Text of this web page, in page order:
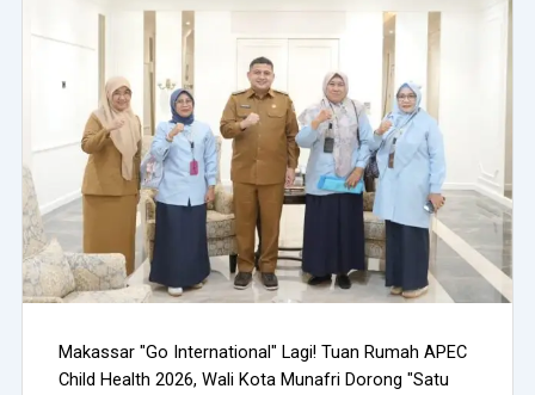
Makassar "Go International" Lagi! Tuan Rumah APEC
Child Health 2026, Wali Kota Munafri Dorong "Satu